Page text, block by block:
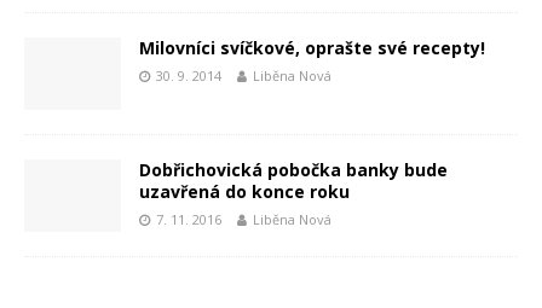
Milovníci svíčkové, oprašte své recepty!
30. 9. 2014 Liběna Nová
Dobřichovická pobočka banky bude
uzavřená do konce roku
7. 11. 2016 Liběna Nová